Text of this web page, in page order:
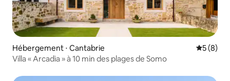
Hébergement ⋅ Cantabrie
5 (8)
Villa « Arcadia » à 10 min des plages de Somo